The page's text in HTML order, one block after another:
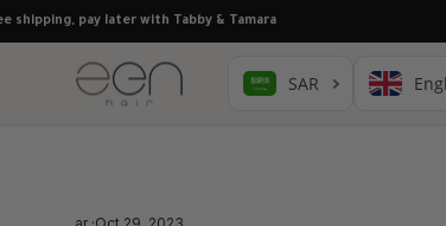
10% off + free gift, limited time offer